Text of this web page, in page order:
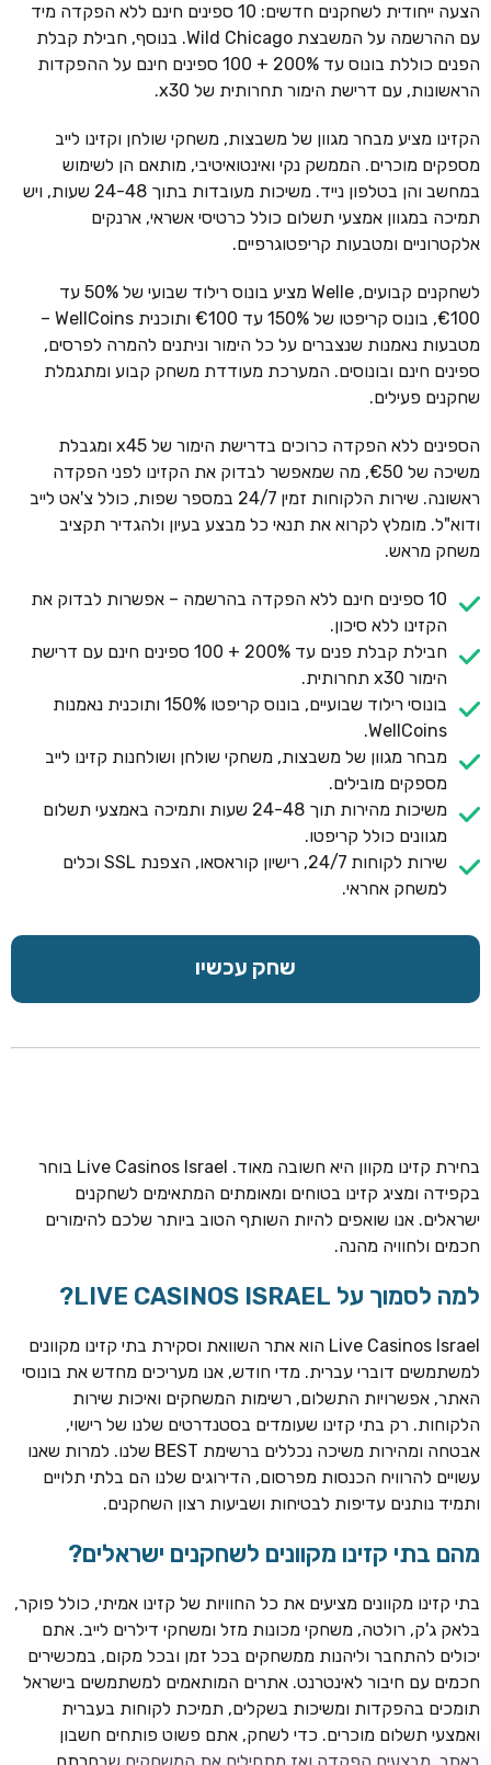
חבילת קבלת פנים: בונוס 100% עד 300€ + 100 ספיני בונוס על
ההפקדה הראשונה
CASOO
בונוס מתגלגל עד 2,000 ₪ + 200 ספינים חינם לשחקנים
חדשים
ROYSPINS
חינם על ההפקדות הראשונות
הצעה ייחודית לשחקנים חדשים: 10 ספינים חינם ללא הפקדה מיד
עם ההרשמה על המשבצת Wild Chicago. בנוסף, חבילת קבלת
הפנים כוללת בונוס עד 200% + 100 ספינים חינם על ההפקדות
הראשונות, עם דרישת הימור תחרותית של x30.
הקזינו מציע מבחר מגוון של משבצות, משחקי שולחן וקזינו לייב
מספקים מוכרים. הממשק נקי ואינטואיטיבי, מותאם הן לשימוש
במחשב והן בטלפון נייד. משיכות מעובדות בתוך 24-48 שעות, ויש
תמיכה במגוון אמצעי תשלום כולל כרטיסי אשראי, ארנקים
אלקטרוניים ומטבעות קריפטוגרפיים.
לשחקנים קבועים, Welle מציע בונוס רילוד שבועי של 50% עד
€100, בונוס קריפטו של 150% עד €100 ותוכנית WellCoins –
מטבעות נאמנות שנצברים על כל הימור וניתנים להמרה לפרסים,
ספינים חינם ובונוסים. המערכת מעודדת משחק קבוע ומתגמלת
שחקנים פעילים.
הספינים ללא הפקדה כרוכים בדרישת הימור של x45 ומגבלת
משיכה של €50, מה שמאפשר לבדוק את הקזינו לפני הפקדה
ראשונה. שירות הלקוחות זמין 24/7 במספר שפות, כולל צ'אט לייב
ודוא"ל. מומלץ לקרוא את תנאי כל מבצע בעיון ולהגדיר תקציב
משחק מראש.
10 ספינים חינם ללא הפקדה בהרשמה – אפשרות לבדוק את
הקזינו ללא סיכון.
חבילת קבלת פנים עד 200% + 100 ספינים חינם עם דרישת
הימור x30 תחרותית.
בונוסי רילוד שבועיים, בונוס קריפטו 150% ותוכנית נאמנות
WellCoins.
מבחר מגוון של משבצות, משחקי שולחן ושולחנות קזינו לייב
מספקים מובילים.
משיכות מהירות תוך 24-48 שעות ותמיכה באמצעי תשלום
מגוונים כולל קריפטו.
שירות לקוחות 24/7, רישיון קוראסאו, הצפנת SSL וכלים
למשחק אחראי.
שחק עכשיו
בחירת קזינו מקוון היא חשובה מאוד. Live Casinos Israel בוחר
בקפידה ומציג קזינו בטוחים ומאומתים המתאימים לשחקנים
ישראלים. אנו שואפים להיות השותף הטוב ביותר שלכם להימורים
חכמים ולחוויה מהנה.
למה לסמוך על LIVE CASINOS ISRAEL?
Live Casinos Israel הוא אתר השוואת וסקירת בתי קזינו מקוונים
למשתמשים דוברי עברית. מדי חודש, אנו מעריכים מחדש את בונוסי
האתר, אפשרויות התשלום, רשימות המשחקים ואיכות שירות
הלקוחות. רק בתי קזינו שעומדים בסטנדרטים שלנו של רישוי,
אבטחה ומהירות משיכה נכללים ברשימת BEST שלנו. למרות שאנו
עשויים להרוויח הכנסות מפרסום, הדירוגים שלנו הם בלתי תלויים
ותמיד נותנים עדיפות לבטיחות ושביעות רצון השחקנים.
מהם בתי קזינו מקוונים לשחקנים ישראלים?
בתי קזינו מקוונים מציעים את כל החוויות של קזינו אמיתי, כולל פוקר,
בלאק ג'ק, רולטה, משחקי מכונות מזל ומשחקי דילרים לייב. אתם
יכולים להתחבר וליהנות ממשחקים בכל זמן ובכל מקום, במכשירים
חכמים עם חיבור לאינטרנט. אתרים המותאמים למשתמשים בישראל
תומכים בהפקדות ומשיכות בשקלים, תמיכת לקוחות בעברית
ואמצעי תשלום מוכרים. כדי לשחק, אתם פשוט פותחים חשבון